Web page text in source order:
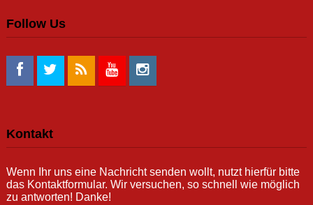
Follow Us
Kontakt
Wenn Ihr uns eine Nachricht senden wollt, nutzt hierfür bitte
das Kontaktformular. Wir versuchen, so schnell wie möglich
zu antworten! Danke!